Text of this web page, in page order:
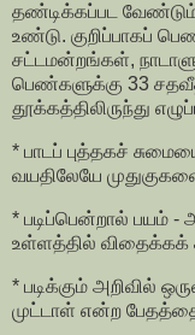
தண்டிக்கப்பட
உண்டு. குறிப்பாகப்
சட்டமன்றங்கள்,
பெண்களுக்கு 33
தூக்கத்திலிருந்து
* பாடப் புத்தகச்
வயதிலேயே
* படிப்பென்றால் பயம் -
உள்ளத்தில் விதைக்கக்
* படிக்கும் அறிவில்
முட்டாள் என்ற